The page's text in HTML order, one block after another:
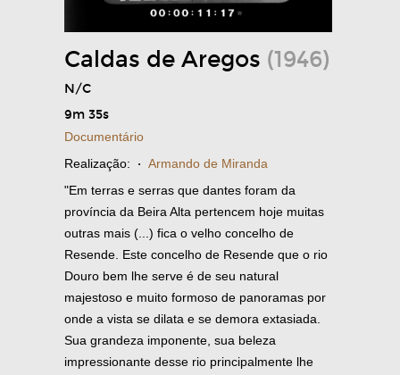
Caldas de Aregos (1946)
N/C
9m 35s
Documentário
Realização: · Armando de Miranda
"Em terras e serras que dantes foram da
província da Beira Alta pertencem hoje muitas
outras mais (...) fica o velho concelho de
Resende. Este concelho de Resende que o rio
Douro bem lhe serve é de seu natural
majestoso e muito formoso de panoramas por
onde a vista se dilata e se demora extasiada.
Sua grandeza imponente, sua beleza
impressionante desse rio principalmente lhe